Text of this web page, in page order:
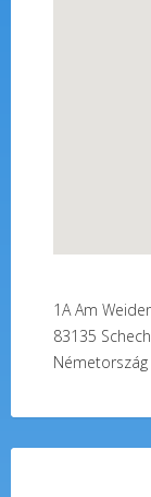
1A Am
83135
Németország